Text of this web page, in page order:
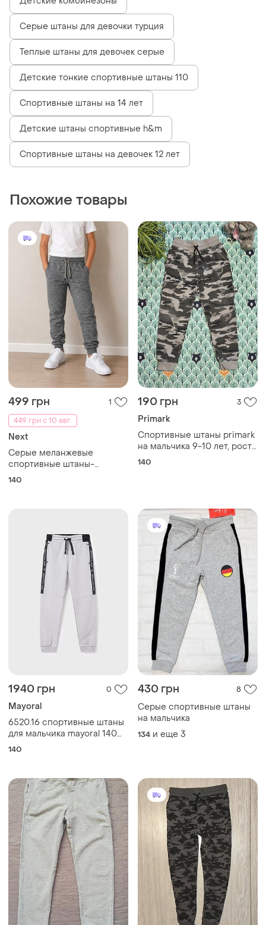
Серые штаны для девочки турция
Теплые штаны для девочек серые
Детские тонкие спортивные штаны 110
Спортивные штаны на 14 лет
Детские штаны спортивные h&m
Спортивные штаны на девочек 12 лет
Похожие товары
499 грн
1
449 грн с 10 авг.
Next
Серые меланжевые
спортивные штаны-
джоггеры. серые
140
190 грн 3
Primark
Спортивные штаны primark
на мальчика 9-10 лет, рост
140 см
140
1940 грн 0
Mayoral
6520.16 спортивные штаны
для мальчика mayoral 140
см серые
140
430 грн 8
Серые спортивные штаны
на мальчика
134 и еще 3